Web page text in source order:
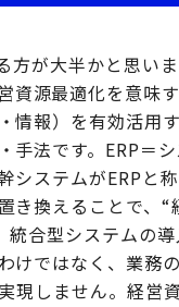
方が大半かと思い
源最適化を意味
情報）を有効活用
手法です。ERP＝
システムがERPと
き換えることで、
統合型システムの
けではなく、業務
現しません。経営